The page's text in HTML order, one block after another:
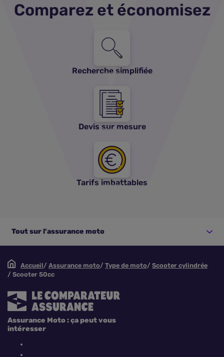
Comparez et économisez
Recherche simplifiée
Devis sur mesure
Tarifs imbattables
Tout sur l'assurance moto
Accueil Assurance moto Type de moto
Scooter cylindrée
Scooter 50cc
Assurance Moto : ça peut vous
intéresser